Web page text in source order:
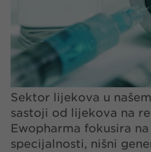
Sektor lijekova u
sastoji od lijekova na
Ewopharma fokusira
specijalnosti, nišni